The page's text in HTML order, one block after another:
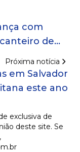
com
de
Próxima notícia
em Salvador
este ano
exclusiva de
deste site. Se